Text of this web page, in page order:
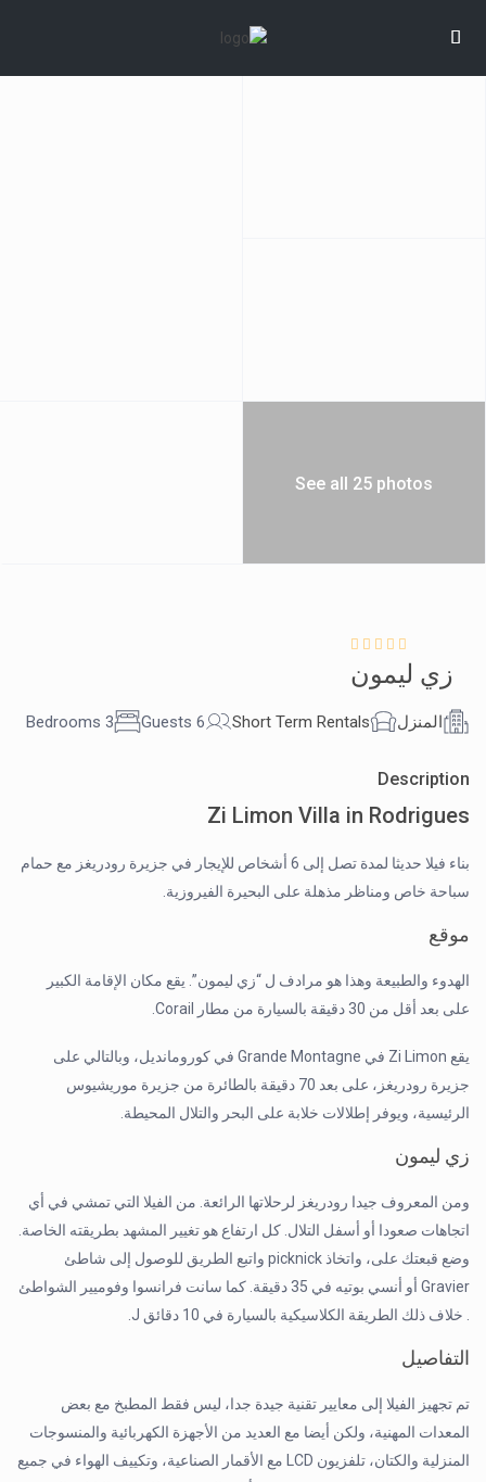
See all 25 photos
زي ليمون
المنزل Short Term Rentals
6 Guests
3 Bedrooms
Description
Zi Limon Villa in Rodrigues
بناء فيلا حديثا لمدة تصل إلى 6 أشخاص للإيجار في جزيرة رودريغز مع حمام
سباحة خاص ومناظر مذهلة على البحيرة الفيروزية.
موقع
الهدوء والطبيعة وهذا هو مرادف ل “زي ليمون”. يقع مكان الإقامة الكبير
على بعد أقل من 30 دقيقة بالسيارة من مطار Corail.
يقع Zi Limon في Grande Montagne في كورومانديل، وبالتالي على
جزيرة رودريغز، على بعد 70 دقيقة بالطائرة من جزيرة موريشيوس
الرئيسية، ويوفر إطلالات خلابة على البحر والتلال المحيطة.
زي ليمون
ومن المعروف جيدا رودريغز لرحلاتها الرائعة. من الفيلا التي تمشي في أي
اتجاهات صعودا أو أسفل التلال. كل ارتفاع هو تغيير المشهد بطريقته الخاصة.
وضع قبعتك على، واتخاذ picknick واتبع الطريق للوصول إلى شاطئ
Gravier أو أنسي بوتيه في 35 دقيقة. كما سانت فرانسوا وفوميير الشواطئ
. خلاف ذلك الطريقة الكلاسيكية بالسيارة في 10 دقائق J.
التفاصيل
تم تجهيز الفيلا إلى معايير تقنية جيدة جدا، ليس فقط المطبخ مع بعض
المعدات المهنية، ولكن أيضا مع العديد من الأجهزة الكهربائية والمنسوجات
المنزلية والكتان، تلفزيون LCD مع الأقمار الصناعية، وتكييف الهواء في جميع